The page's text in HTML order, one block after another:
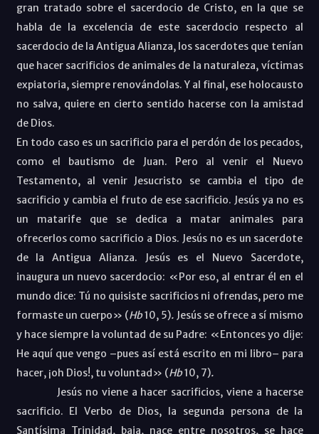
gran tratado sobre el sacerdocio de Cristo, en la que se
habla de la excelencia de este sacerdocio respecto al
sacerdocio de la Antigua Alianza, los sacerdotes que tenían
que hacer sacrificios de animales de la naturaleza, víctimas
expiatoria, siempre renovándolas. Y al final, ese holocausto
no salva, quiere en cierto sentido hacerse con la amistad
de Dios.
En todo caso es un sacrificio para el perdón de los pecados,
como el bautismo de Juan. Pero al venir el Nuevo
Testamento, al venir Jesucristo se cambia el tipo de
sacrificio y cambia el fruto de ese sacrificio. Jesús ya no es
un matarife que se dedica a matar animales para
ofrecerlos como sacrificio a Dios. Jesús no es un sacerdote
de la Antigua Alianza. Jesús es el Nuevo Sacerdote,
inaugura un nuevo sacerdocio: «Por eso, al entrar él en el
mundo dice: Tú no quisiste sacrificios ni ofrendas, pero me
formaste un cuerpo» (Hb10, 5). Jesús se ofrece a sí mismo
y hace siempre la voluntad de su Padre: «Entonces yo dije:
He aquí que vengo –pues así está escrito en mi libro– para
hacer, ¡oh Dios!, tu voluntad» (Hb10, 7).
Jesús no viene a hacer sacrificios, viene a hacerse
sacrificio. El Verbo de Dios, la segunda persona de la
Santísima Trinidad, baja, nace entre nosotros, se hace